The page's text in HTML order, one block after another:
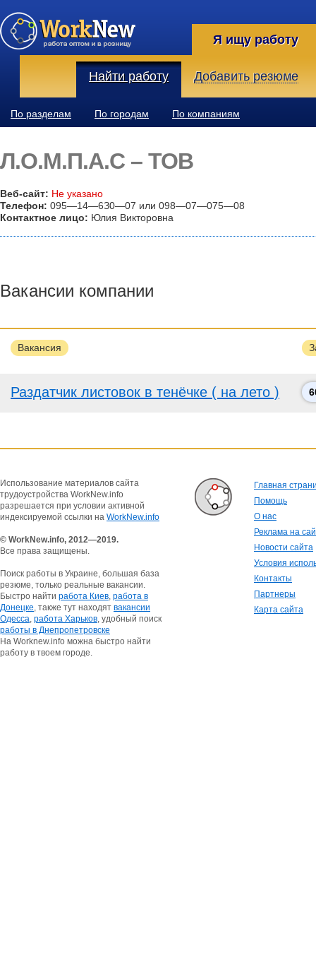
Я ищу работу
Найти работу Добавить резюме
По разделам По городам По компаниям
Л.О.М.П.А.С – ТОВ
Веб-сайт: Не указано
Телефон: 095—14—6З0—07 или 098—07—075—08
Контактное лицо: Юлия Викторовна
Вакансии компании
Вакансия
Раздатчик листовок в тенёчке ( на лето )
Использование материалов сайта
трудоустройства WorkNew.info
разрешается при условии активной
индексируемой ссылки на WorkNew.info
© WorkNew.info, 2012—2019.
Все права защищены.
Поиск работы в Украине, большая база
резюме, только реальные вакансии.
Быстро найти работа Киев, работа в
Донецке, также тут находят вакансии
Одесса, работа Харьков, удобный поиск
работы в Днепропетровске
На Worknew.info можна быстро найти
работу в твоем городе.
Главная
Помощь
О нас
Реклама на
Новости сайта
Условия
Контакты
Партнеры
Карта сайта